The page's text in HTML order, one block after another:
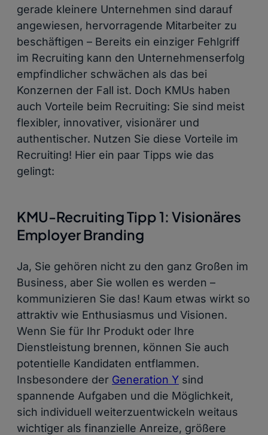
gerade kleinere Unternehmen sind darauf
angewiesen, hervorragende Mitarbeiter zu
beschäftigen – Bereits ein einziger Fehlgriff
im Recruiting kann den Unternehmenserfolg
empfindlicher schwächen als das bei
Konzernen der Fall ist. Doch KMUs haben
auch Vorteile beim Recruiting: Sie sind meist
flexibler, innovativer, visionärer und
authentischer. Nutzen Sie diese Vorteile im
Recruiting! Hier ein paar Tipps wie das
gelingt:
KMU-Recruiting Tipp 1: Visionäres
Employer Branding
Ja, Sie gehören nicht zu den ganz Großen im
Business, aber Sie wollen es werden –
kommunizieren Sie das! Kaum etwas wirkt so
attraktiv wie Enthusiasmus und Visionen.
Wenn Sie für Ihr Produkt oder Ihre
Dienstleistung brennen, können Sie auch
potentielle Kandidaten entflammen.
Insbesondere der Generation Y sind
spannende Aufgaben und die Möglichkeit,
sich individuell weiterzuentwickeln weitaus
wichtiger als finanzielle Anreize, größere